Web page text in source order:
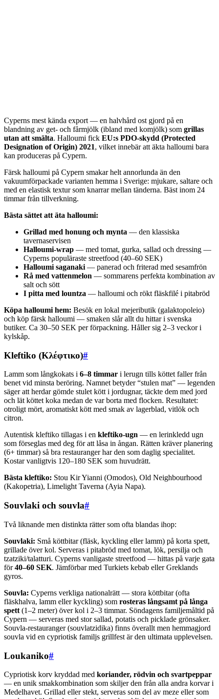
Cyperns mest kända export — en halvhård ost gjord på en
blandning av get- och fårmjölk (ibland med komjölk) som grillas
utan att smälta. Halloumi fick EU:s PDO-skydd (Protected
Designation of Origin) 2021, vilket innebär att äkta halloumi bara
kan produceras på Cypern.
Färsk halloumi på Cypern smakar helt annorlunda än den
vakuumförpackade varianten hemma i Sverige: mjukare, saltare och
med en elastisk textur som knarrar mellan tänderna. Bäst inom 24
timmar från tillverkning.
Bästa sättet att äta halloumi:
Grillad med honung och mynta — den klassiska
tavernaservisen
Halloumi-wrap — med tomat, gurka, sallad och dressing —
Cyperns populäraste streetfood (40–60 SEK)
Halloumi saganaki — panerad och friterad med sesamfrön
Rå med vattenmelon — sommarens perfekta kombination av
salt och sött
I pitta med lountza — halloumi och rökt fläskfilé i pitabröd
Köpa halloumi hem: Besök en lokal mejeributik (galaktopoleio)
och köp färsk halloumi — smaken slår allt du hittar i svenska
butiker. Ca 30–50 SEK per förpackning. Håller sig 2–3 veckor i
kylskåp.
Kleftiko (Κλέφτικο)#
Lamm som långkokats i 6–8 timmar i lerugn tills köttet faller från
benet vid minsta beröring. Namnet betyder “stulen mat” — legenden
säger att herdar gömde stulet kött i jordugnar, täckte dem med jord
och lät köttet koka medan de var borta med flocken. Resultatet:
otroligt mört, aromatiskt kött med smak av lagerblad, vitlök och
citron.
Autentisk kleftiko tillagas i en kleftiko-ugn — en lerinkledd ugn
som förseglas med deg för att låsa in ångan. Rätten kräver planering
(6+ timmar) så bra restauranger har den som daglig specialitet.
Kostar vanligtvis 120–180 SEK som huvudrätt.
Bästa kleftiko: Stou Kir Yianni (Omodos), Old Neighbourhood
(Kakopetria), Limelight Taverna (Ayia Napa).
Souvlaki och souvla#
Två liknande men distinkta rätter som ofta blandas ihop:
Souvlaki: Små köttbitar (fläsk, kyckling eller lamm) på korta spett,
grillade över kol. Serveras i pitabröd med tomat, lök, persilja och
tzatziki/talatturi. Cyperns vanligaste streetfood — hittas på varje gata
för40–60 SEK. Jämförbar med Turkiets kebab eller Greklands
gyros.
Souvla: Cyperns verkliga nationalrätt — stora köttbitar (ofta
fläskhalva, lamm eller kyckling) som rosteras långsamt på långa
spett (1–2 meter) över kol i 2–3 timmar. Söndagens familjemåltid på
Cypern — serveras med stor sallad, potatis och picklade grönsaker.
Souvla-restauranger (souvlatzidika) finns överallt men hemmagjord
souvla vid en cypriotisk familjs grillfest är den ultimata upplevelsen.
Loukaniko#
Cypriotisk korv kryddad med koriander, rödvin och svartpeppar
— en unik smakkombination som skiljer den från alla andra korvar i
Medelhavet. Grillad eller stekt, serveras som del av meze eller som